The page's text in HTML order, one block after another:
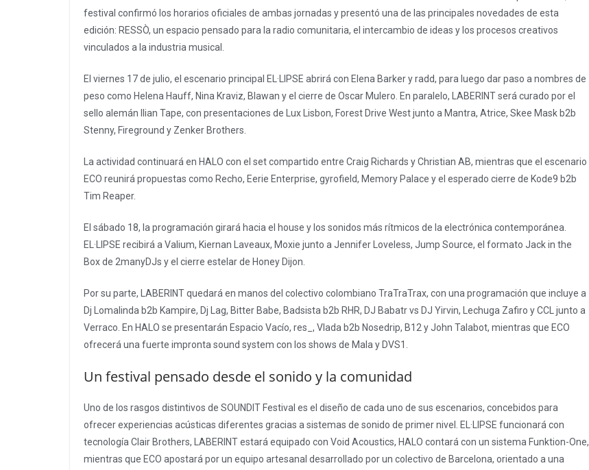
festival confirmó los horarios oficiales de ambas jornadas y presentó una de las principales novedades de esta
edición: RESSÒ, un espacio pensado para la radio comunitaria, el intercambio de ideas y los procesos creativos
vinculados a la industria musical.
El viernes 17 de julio, el escenario principal EL·LIPSE abrirá con Elena Barker y radd, para luego dar paso a nombres de
peso como Helena Hauff, Nina Kraviz, Blawan y el cierre de Oscar Mulero. En paralelo, LABERINT será curado por el
sello alemán Ilian Tape, con presentaciones de Lux Lisbon, Forest Drive West junto a Mantra, Atrice, Skee Mask b2b
Stenny, Fireground y Zenker Brothers.
La actividad continuará en HALO con el set compartido entre Craig Richards y Christian AB, mientras que el escenario
ECO reunirá propuestas como Recho, Eerie Enterprise, gyrofield, Memory Palace y el esperado cierre de Kode9 b2b
Tim Reaper.
El sábado 18, la programación girará hacia el house y los sonidos más rítmicos de la electrónica contemporánea.
EL·LIPSE recibirá a Valium, Kiernan Laveaux, Moxie junto a Jennifer Loveless, Jump Source, el formato Jack in the
Box de 2manyDJs y el cierre estelar de Honey Dijon.
Por su parte, LABERINT quedará en manos del colectivo colombiano TraTraTrax, con una programación que incluye a
Dj Lomalinda b2b Kampire, Dj Lag, Bitter Babe, Badsista b2b RHR, DJ Babatr vs DJ Yirvin, Lechuga Zafiro y CCL junto a
Verraco. En HALO se presentarán Espacio Vacío, res_, Vlada b2b Nosedrip, B12 y John Talabot, mientras que ECO
ofrecerá una fuerte impronta sound system con los shows de Mala y DVS1.
Un festival pensado desde el sonido y la comunidad
Uno de los rasgos distintivos de SOUNDIT Festival es el diseño de cada uno de sus escenarios, concebidos para
ofrecer experiencias acústicas diferentes gracias a sistemas de sonido de primer nivel. EL·LIPSE funcionará con
tecnología Clair Brothers, LABERINT estará equipado con Void Acoustics, HALO contará con un sistema Funktion-One,
mientras que ECO apostará por un equipo artesanal desarrollado por un colectivo de Barcelona, orientado a una